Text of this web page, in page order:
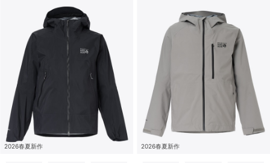
2026春夏新作 2026春夏新作